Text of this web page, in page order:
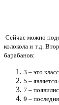
Сейчас можно
колокола и т.д.
барабанов:
3 – это
5 –
7 –
9 –